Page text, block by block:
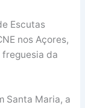
Escutas
nos Açores,
freguesia da
Santa Maria, a